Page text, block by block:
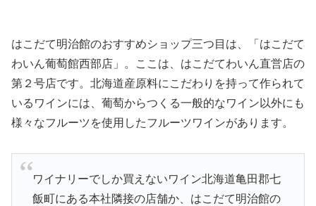
はこだて明治館のおすすめショップ三つ目は、「はこだて
わいん葡萄館西部店」。ここは、はこだてわいん直営店の
第２号店です。北海道産原料にこだわりを持って作られて
いるワインには、葡萄からつくる一般的なワイン以外にも
様々なフルーツを使用したフルーツワインがあります。
ワイナリーでしか買えないワイン北海道亀田郡七
飯町にある本社隣接の店舗か、はこだて明治館の